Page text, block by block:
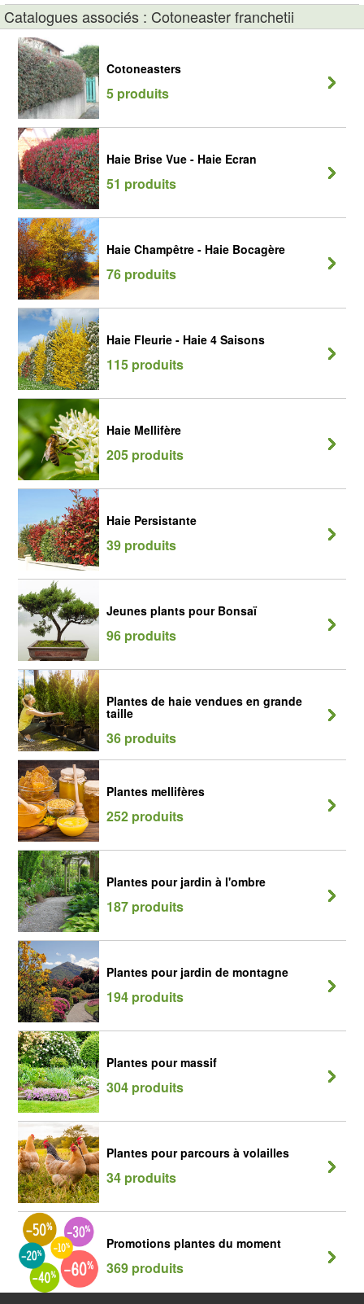
Catalogues associés : Cotoneaster franchetii
Cotoneasters
5 produits
Haie Brise Vue - Haie Ecran
51 produits
Haie Champêtre - Haie Bocagère
76 produits
Haie Fleurie - Haie 4 Saisons
115 produits
Haie Mellifère
205 produits
Haie Persistante
39 produits
Jeunes plants pour Bonsaï
96 produits
Plantes de haie vendues en grande
taille
36 produits
Plantes mellifères
252 produits
Plantes pour jardin à l'ombre
187 produits
Plantes pour jardin de montagne
194 produits
Plantes pour massif
304 produits
Plantes pour parcours à volailles
34 produits
Promotions plantes du moment
369 produits